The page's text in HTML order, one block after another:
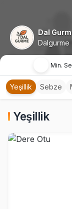
Dal
Dalgurme
Min.
Yeşillik Sebze
Yeşillik